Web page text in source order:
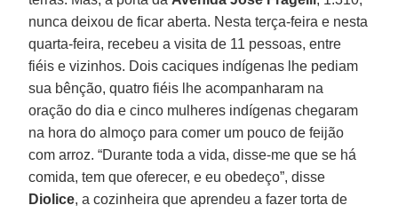
nunca deixou de ficar aberta. Nesta terça-feira e nesta
quarta-feira, recebeu a visita de 11 pessoas, entre
fiéis e vizinhos. Dois caciques indígenas lhe pediam
sua bênção, quatro fiéis lhe acompanharam na
oração do dia e cinco mulheres indígenas chegaram
na hora do almoço para comer um pouco de feijão
com arroz. “Durante toda a vida, disse-me que se há
comida, tem que oferecer, e eu obedeço”, disse
Diolice, a cozinheira que aprendeu a fazer torta de